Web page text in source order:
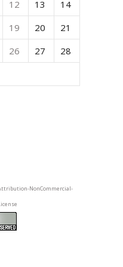
12 13
14
19 20
21
26 27
28
NonCommercial-